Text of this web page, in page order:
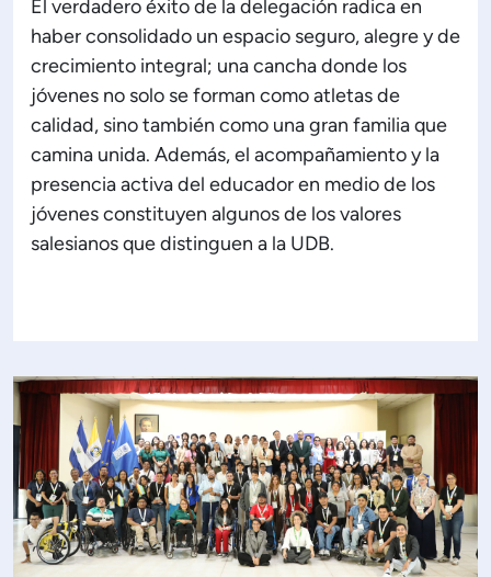
El verdadero éxito de la delegación radica en
haber consolidado un espacio seguro, alegre y de
crecimiento integral; una cancha donde los
jóvenes no solo se forman como atletas de
calidad, sino también como una gran familia que
camina unida. Además, el acompañamiento y la
presencia activa del educador en medio de los
jóvenes constituyen algunos de los valores
salesianos que distinguen a la UDB.